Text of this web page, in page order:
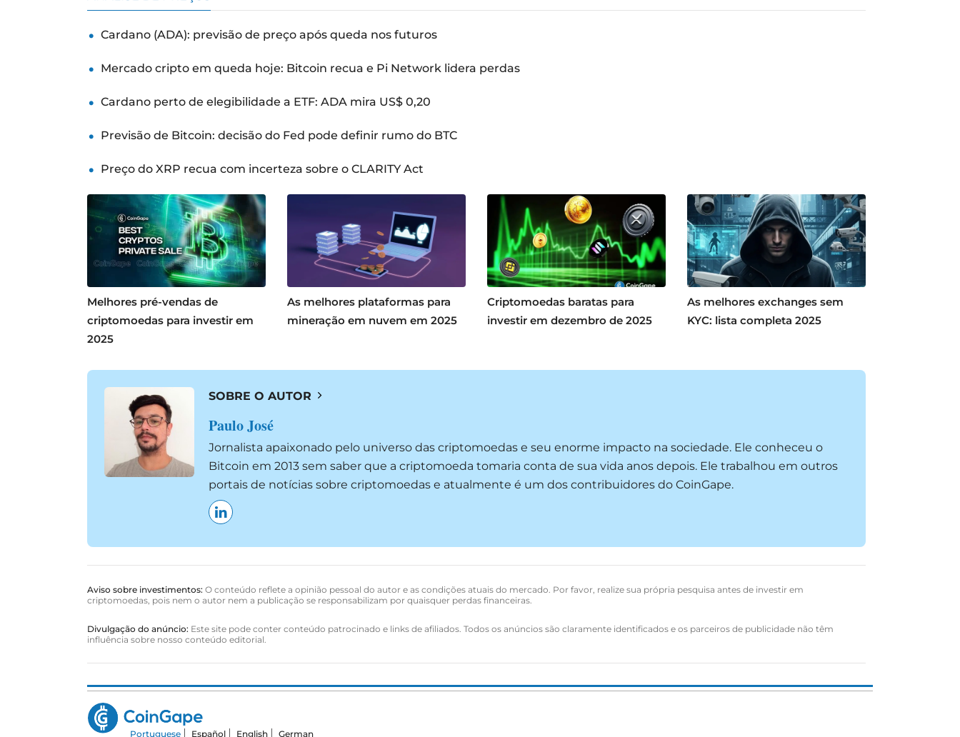
Cardano (ADA): previsão de preço após queda nos futuros
Mercado cripto em queda hoje: Bitcoin recua e Pi Network lidera perdas
Cardano perto de elegibilidade a ETF: ADA mira US$ 0,20
Previsão de Bitcoin: decisão do Fed pode definir rumo do BTC
Preço do XRP recua com incerteza sobre o CLARITY Act
Melhores pré-vendas de
criptomoedas para investir em
2025
As melhores plataformas para
mineração em nuvem em 2025
Criptomoedas baratas para
investir em dezembro de 2025
As melhores exchanges sem
KYC: lista completa 2025
SOBRE O AUTOR
Paulo José
Jornalista apaixonado pelo universo das criptomoedas e seu enorme impacto na sociedade. Ele conheceu o
Bitcoin em 2013 sem saber que a criptomoeda tomaria conta de sua vida anos depois. Ele trabalhou em outros
portais de notícias sobre criptomoedas e atualmente é um dos contribuidores do CoinGape.
Aviso sobre investimentos: O conteúdo reflete a opinião pessoal do autor e as condições atuais do mercado. Por favor, realize sua própria pesquisa antes de investir em
criptomoedas, pois nem o autor nem a publicação se responsabilizam por quaisquer perdas financeiras.
Divulgação do anúncio: Este site pode conter conteúdo patrocinado e links de afiliados. Todos os anúncios são claramente identificados e os parceiros de publicidade não têm
influência sobre nosso conteúdo editorial.
Portuguese Español English German